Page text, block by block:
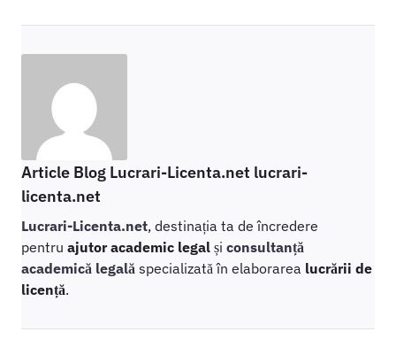
Article Blog Lucrari-Licenta.net lucrari-
licenta.net
Lucrari-Licenta.net, destinația ta de încredere
pentru ajutor academic legal și consultanță
academică legală specializată în elaborarea lucrării de
licență.